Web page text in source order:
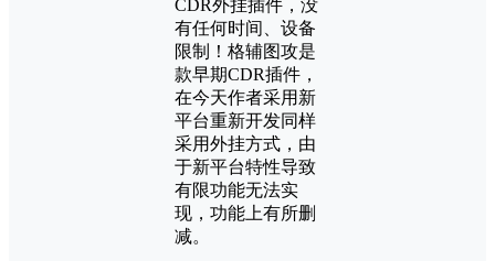
CDR外挂插件，没
有任何时间、设备
限制！格辅图攻是
款早期CDR插件，
在今天作者采用新
平台重新开发同样
采用外挂方式，由
于新平台特性导致
有限功能无法实
现，功能上有所删
减。